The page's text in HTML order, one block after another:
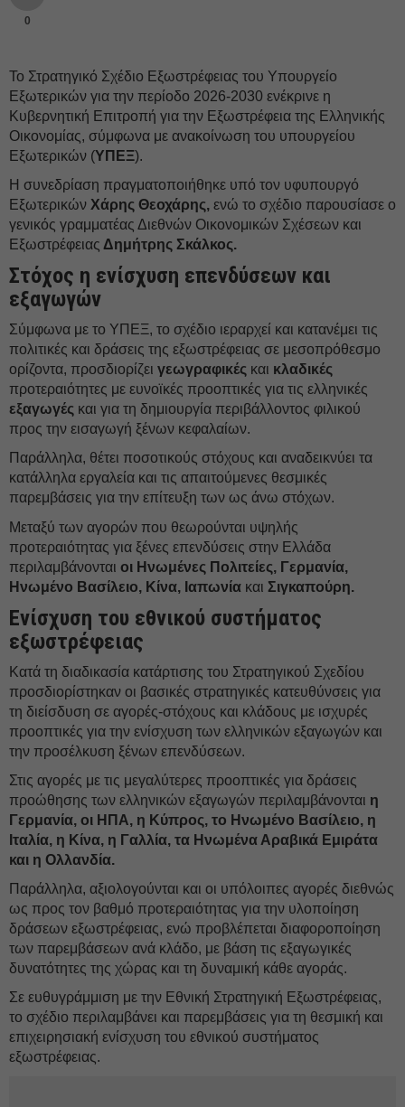
0
Το Στρατηγικό Σχέδιο Εξωστρέφειας του Υπουργείο
Εξωτερικών για την περίοδο 2026-2030 ενέκρινε η
Κυβερνητική Επιτροπή για την Εξωστρέφεια της Ελληνικής
Οικονομίας, σύμφωνα με ανακοίνωση του υπουργείου
Εξωτερικών (ΥΠΕΞ).
Η συνεδρίαση πραγματοποιήθηκε υπό τον υφυπουργό
Εξωτερικών Χάρης Θεοχάρης, ενώ το σχέδιο παρουσίασε ο
γενικός γραμματέας Διεθνών Οικονομικών Σχέσεων και
Εξωστρέφειας Δημήτρης Σκάλκος.
Στόχος η ενίσχυση επενδύσεων και
εξαγωγών
Σύμφωνα με το ΥΠΕΞ, το σχέδιο ιεραρχεί και κατανέμει τις
πολιτικές και δράσεις της εξωστρέφειας σε μεσοπρόθεσμο
ορίζοντα, προσδιορίζει γεωγραφικές και κλαδικές
προτεραιότητες με ευνοϊκές προοπτικές για τις ελληνικές
εξαγωγές και για τη δημιουργία περιβάλλοντος φιλικού
προς την εισαγωγή ξένων κεφαλαίων.
Παράλληλα, θέτει ποσοτικούς στόχους και αναδεικνύει τα
κατάλληλα εργαλεία και τις απαιτούμενες θεσμικές
παρεμβάσεις για την επίτευξη των ως άνω στόχων.
Μεταξύ των αγορών που θεωρούνται υψηλής
προτεραιότητας για ξένες επενδύσεις στην Ελλάδα
περιλαμβάνονται οι Ηνωμένες Πολιτείες, Γερμανία,
Ηνωμένο Βασίλειο, Κίνα, Ιαπωνία και Σιγκαπούρη.
Ενίσχυση του εθνικού συστήματος
εξωστρέφειας
Κατά τη διαδικασία κατάρτισης του Στρατηγικού Σχεδίου
προσδιορίστηκαν οι βασικές στρατηγικές κατευθύνσεις για
τη διείσδυση σε αγορές-στόχους και κλάδους με ισχυρές
προοπτικές για την ενίσχυση των ελληνικών εξαγωγών και
την προσέλκυση ξένων επενδύσεων.
Στις αγορές με τις μεγαλύτερες προοπτικές για δράσεις
προώθησης των ελληνικών εξαγωγών περιλαμβάνονται η
Γερμανία, οι ΗΠΑ, η Κύπρος, το Ηνωμένο Βασίλειο, η
Ιταλία, η Κίνα, η Γαλλία, τα Ηνωμένα Αραβικά Εμιράτα
και η Ολλανδία.
Παράλληλα, αξιολογούνται και οι υπόλοιπες αγορές διεθνώς
ως προς τον βαθμό προτεραιότητας για την υλοποίηση
δράσεων εξωστρέφειας, ενώ προβλέπεται διαφοροποίηση
των παρεμβάσεων ανά κλάδο, με βάση τις εξαγωγικές
δυνατότητες της χώρας και τη δυναμική κάθε αγοράς.
Σε ευθυγράμμιση με την Εθνική Στρατηγική Εξωστρέφειας,
το σχέδιο περιλαμβάνει και παρεμβάσεις για τη θεσμική και
επιχειρησιακή ενίσχυση του εθνικού συστήματος
εξωστρέφειας.